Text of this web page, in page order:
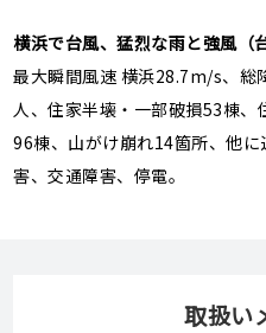
横浜で台風、猛烈な雨と強風（
最大瞬間風速 横浜28.7m/s、総
人、住家半壊・一部破損53棟
96棟、山がけ崩れ14箇所、他
害、交通障害、停電。
取扱い